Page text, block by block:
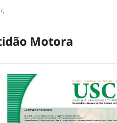
Motora